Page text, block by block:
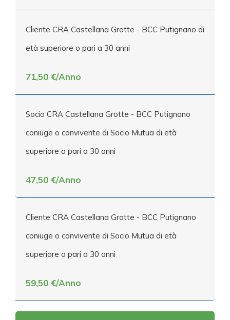
Cliente CRA Castellana Grotte - BCC Putignano di
età superiore o pari a 30 anni
71,50 €/Anno
Socio CRA Castellana Grotte - BCC Putignano
coniuge o convivente di Socio Mutua di età
superiore o pari a 30 anni
47,50 €/Anno
Cliente CRA Castellana Grotte - BCC Putignano
coniuge o convivente di Socio Mutua di età
superiore o pari a 30 anni
59,50 €/Anno